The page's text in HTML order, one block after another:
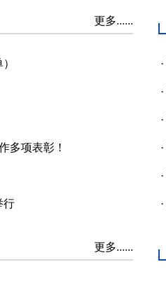
更多......
多项表彰！
行
·
·
·
·
·
·
更多......